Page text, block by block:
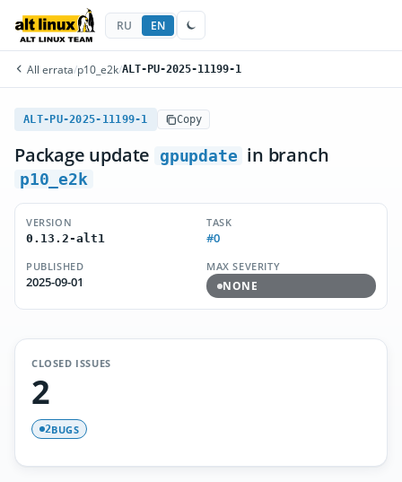
RU EN
All errata/p10_e2k/ALT-PU-2025-11199-1
ALT-PU-2025-11199-1 Copy
Package update gpupdate in branch
p10_e2k
VERSION
0.13.2-alt1
TASK
#0
PUBLISHED
2025-09-01
MAX SEVERITY
NONE
CLOSED ISSUES
2
2BUGS